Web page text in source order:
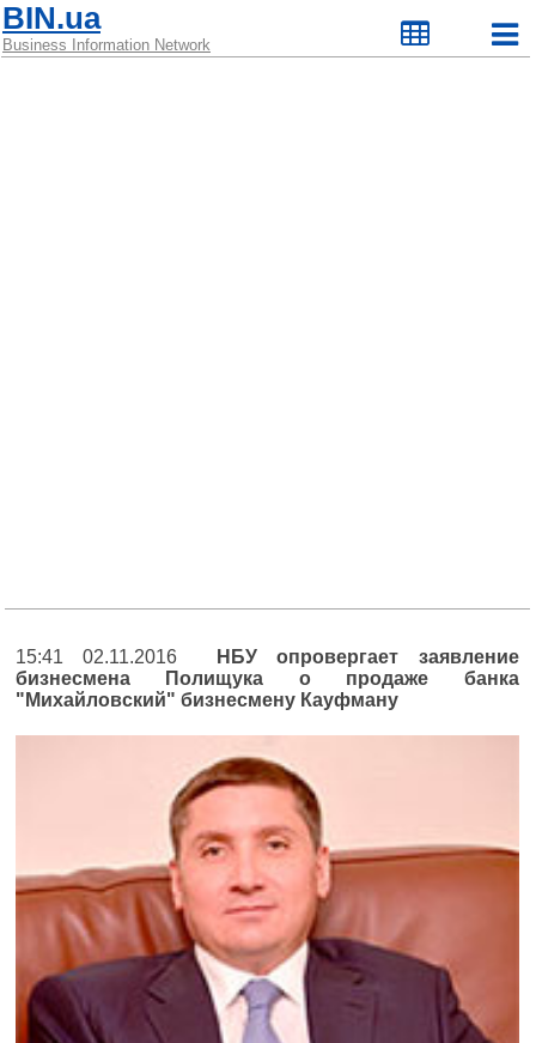
BIN.ua
Business Information Network
15:41 02.11.2016
НБУ опровергает заявление
бизнесмена Полищука о продаже банка
"Михайловский" бизнесмену Кауфману